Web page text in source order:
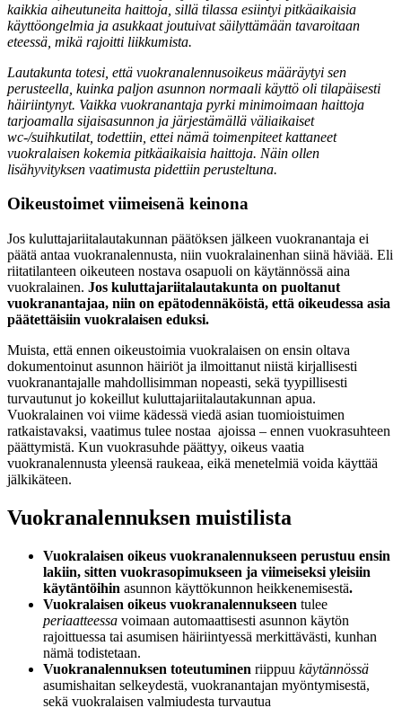
kaikkia aiheutuneita haittoja, sillä tilassa esiintyi pitkäaikaisia
käyttöongelmia ja asukkaat joutuivat säilyttämään tavaroitaan
eteessä, mikä rajoitti liikkumista.
Lautakunta totesi, että vuokranalennusoikeus määräytyi sen
perusteella, kuinka paljon asunnon normaali käyttö oli tilapäisesti
häiriintynyt. Vaikka vuokranantaja pyrki minimoimaan haittoja
tarjoamalla sijaisasunnon ja järjestämällä väliaikaiset
wc-/suihkutilat, todettiin, ettei nämä toimenpiteet kattaneet
vuokralaisen kokemia pitkäaikaisia haittoja. Näin ollen
lisähyvityksen vaatimusta pidettiin perusteltuna.
Oikeustoimet viimeisenä keinona
Jos kuluttajariitalautakunnan päätöksen jälkeen vuokranantaja ei
päätä antaa vuokranalennusta, niin vuokralainenhan siinä häviää. Eli
riitatilanteen oikeuteen nostava osapuoli on käytännössä aina
vuokralainen. Jos kuluttajariitalautakunta on puoltanut
vuokranantajaa, niin on epätodennäköistä, että oikeudessa asia
päätettäisiin vuokralaisen eduksi.
Muista, että ennen oikeustoimia vuokralaisen on ensin oltava
dokumentoinut asunnon häiriöt ja ilmoittanut niistä kirjallisesti
vuokranantajalle mahdollisimman nopeasti, sekä tyypillisesti
turvautunut jo kokeillut kuluttajariitalautakunnan apua.
Vuokralainen voi viime kädessä viedä asian tuomioistuimen
ratkaistavaksi, vaatimus tulee nostaa ajoissa – ennen vuokrasuhteen
päättymistä. Kun vuokrasuhde päättyy, oikeus vaatia
vuokranalennusta yleensä raukeaa, eikä menetelmiä voida käyttää
jälkikäteen.
Vuokranalennuksen muistilista
Vuokralaisen oikeus vuokranalennukseen perustuu ensin
lakiin, sitten vuokrasopimukseen ja viimeiseksi yleisiin
käytäntöihin asunnon käyttökunnon heikkenemisestä.
Vuokralaisen oikeus vuokranalennukseen tulee
periaatteessa voimaan automaattisesti asunnon käytön
rajoittuessa tai asumisen häiriintyessä merkittävästi, kunhan
nämä todistetaan.
Vuokranalennuksen toteutuminen riippuu käytännössä
asumishaitan selkeydestä, vuokranantajan myöntymisestä,
sekä vuokralaisen valmiudesta turvautua